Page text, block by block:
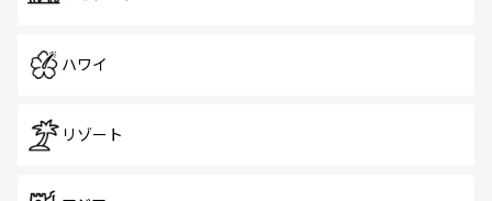
ハワイ
リゾート